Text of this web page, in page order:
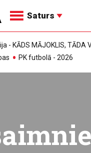
Saturs
- KĀDS MĀJOKLIS, TĀDA
PK futbolā - 2026